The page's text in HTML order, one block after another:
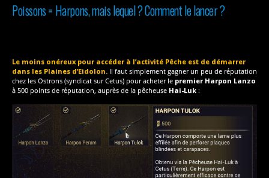
Poissons = Harpons, mais lequel ? Comment le lancer ?
Le moins onéreux pour accéder à l’activité Pêche est de démarrer
dans les Plaines d’Eidolon. Il faut simplement gagner un peu de réputation
chez les Ostrons (syndicat sur Cetus) pour acheter le premier Harpon Lanzo
à 500 points de réputation, auprès de la pêcheuse Hai-Luk :